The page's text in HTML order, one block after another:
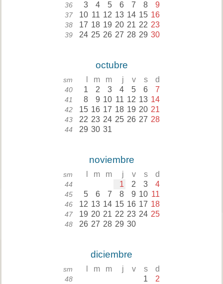
36 3 4 5 6 7 8 9
37 10 11 12 13 14 15 16
38 17 18 19 20 21 22 23
39 24 25 26 27 28 29 30
octubre
sm m m j v s d
40 1 2 3 4 5 6 7
41 8 9 10 11 12 13 14
42 15 16 17 18 19 20 21
43 22 23 24 25 26 27 28
44 29 30 31
noviembre
sm m m j v s d
44 1 2 3 4
45 5 6 7 8 9 10 11
46 12 13 14 15 16 17 18
47 19 20 21 22 23 24 25
48 26 27 28 29 30
diciembre
sm m m j v s d
48 1 2